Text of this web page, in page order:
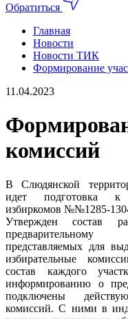
Обратиться
Главная
Новости
Новости ТИК
Формирование
11.04.2023
комиссий
В Слюдянской
идет подготовка к
избиркомов №№1285-
Утвержден состав
представляемых для
избирательные
состав каждого
информированию о
подключены
комиссий. С ними в